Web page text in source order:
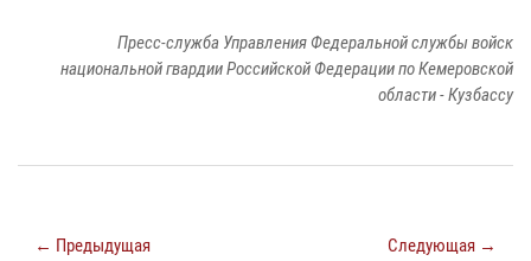
Пресс-служба Управления Федеральной службы войск
национальной гвардии Российской Федерации по Кемеровской
области - Кузбассу
← Предыдущая Следующая →